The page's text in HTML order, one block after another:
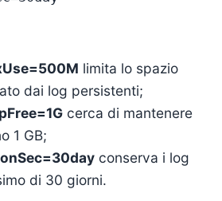
limita lo spazio
dai log persistenti;
cerca di mantenere
1 GB;
conserva i log
di 30 giorni.